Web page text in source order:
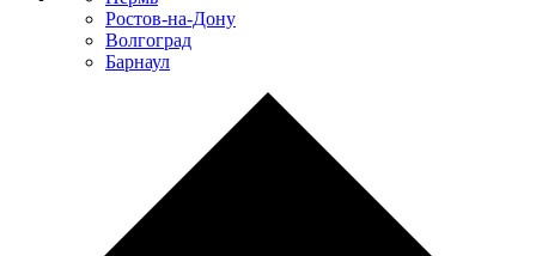
Ростов-на-Дону
Волгоград
Барнаул